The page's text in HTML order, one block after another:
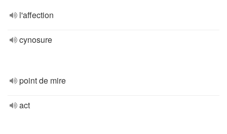
l'affection
cynosure
point de mire
act